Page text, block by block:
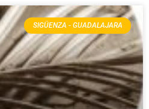
SIGÜENZA - GUADALAJARA